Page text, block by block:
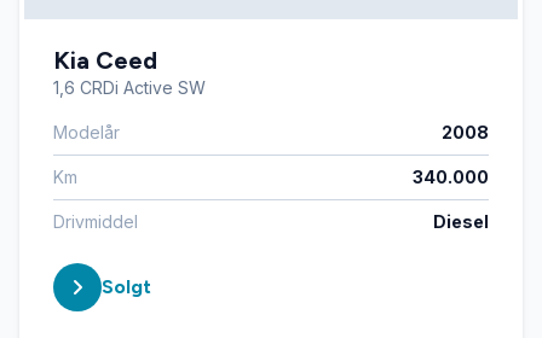
Kia Ceed
1,6 CRDi Active SW
Modelår 2008
Km 340.000
Drivmiddel Diesel
Solgt